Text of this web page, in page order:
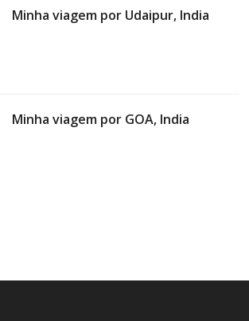
Minha viagem por Udaipur, India
Minha viagem por GOA, India